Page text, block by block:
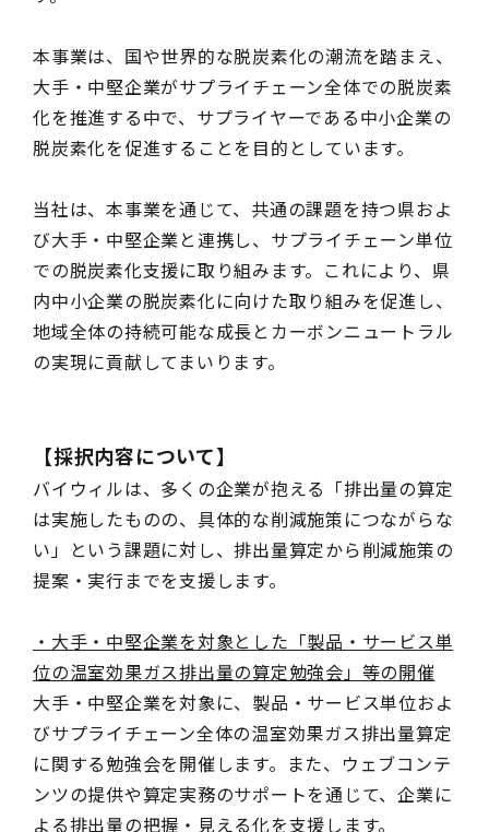
本事業は、国や世界的な脱炭素化の潮流を踏まえ、
大手・中堅企業がサプライチェーン全体での脱炭素
化を推進する中で、サプライヤーである中小企業の
脱炭素化を促進することを目的としています。
当社は、本事業を通じて、共通の課題を持つ県およ
び大手・中堅企業と連携し、サプライチェーン単位
での脱炭素化支援に取り組みます。これにより、県
内中小企業の脱炭素化に向けた取り組みを促進し、
地域全体の持続可能な成長とカーボンニュートラル
の実現に貢献してまいります。
【採択内容について】
バイウィルは、多くの企業が抱える「排出量の算定
は実施したものの、具体的な削減施策につながらな
い」という課題に対し、排出量算定から削減施策の
提案・実行までを支援します。
・大手・中堅企業を対象とした「製品・サービス単
位の温室効果ガス排出量の算定勉強会」等の開催
大手・中堅企業を対象に、製品・サービス単位およ
びサプライチェーン全体の温室効果ガス排出量算定
に関する勉強会を開催します。また、ウェブコンテ
ンツの提供や算定実務のサポートを通じて、企業に
よる排出量の把握・見える化を支援します。